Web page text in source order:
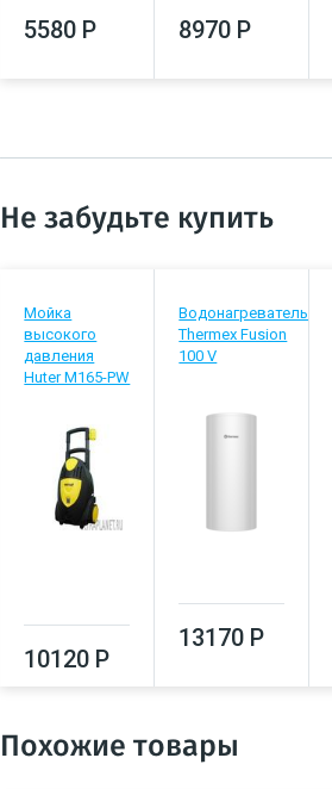
5580 Р 8970 Р
Не забудьте купить
Мойка
высокого
давления
Huter M165-PW
10120 Р
Водонагреватель
Thermex Fusion
100 V
13170 Р
Похожие товары